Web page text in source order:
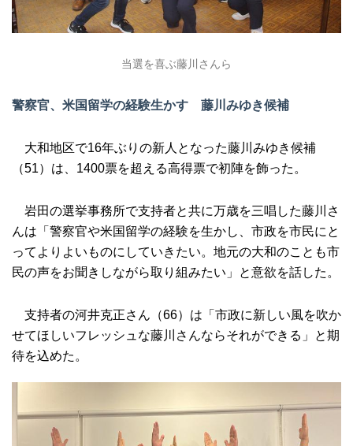
当選を喜ぶ藤川さんら
警察官、米国留学の経験生かす 藤川みゆき候補
大和地区で16年ぶりの新人となった藤川みゆき候補
（51）は、1400票を超える高得票で初陣を飾った。
岩田の選挙事務所で支持者と共に万歳を三唱した藤川さ
んは「警察官や米国留学の経験を生かし、市政を市民にと
ってよりよいものにしていきたい。地元の大和のことも市
民の声をお聞きしながら取り組みたい」と意欲を話した。
支持者の河井克正さん（66）は「市政に新しい風を吹か
せてほしいフレッシュな藤川さんならそれができる」と期
待を込めた。